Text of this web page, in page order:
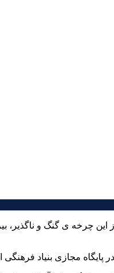
این چرخه ی گنگ و
پایگاه مجازی بنیاد